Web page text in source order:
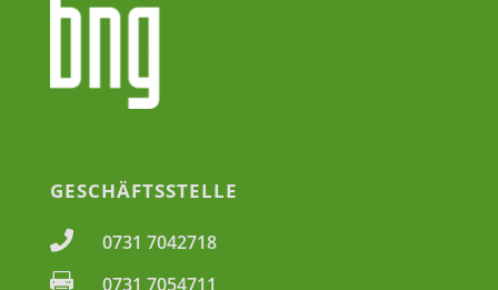
GESCHÄFTSSTELLE
 0731 7042718
 0731 7054711